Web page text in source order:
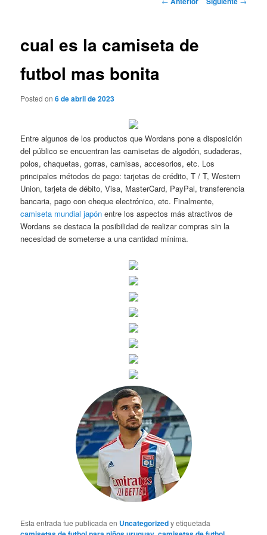
cual es la camiseta de
futbol mas bonita
Posted on6 de abril de 2023
Entre algunos de los productos que Wordans pone a disposición
del público se encuentran las camisetas de algodón, sudaderas,
polos, chaquetas, gorras, camisas, accesorios, etc. Los
principales métodos de pago: tarjetas de crédito, T / T, Western
Union, tarjeta de débito, Visa, MasterCard, PayPal, transferencia
bancaria, pago con cheque electrónico, etc. Finalmente,
camiseta mundial japón entre los aspectos más atractivos de
Wordans se destaca la posibilidad de realizar compras sin la
necesidad de someterse a una cantidad mínima.
Esta entrada fue publicada en Uncategorizedy etiquetada